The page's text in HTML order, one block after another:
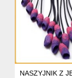
NASZYJNIK Z